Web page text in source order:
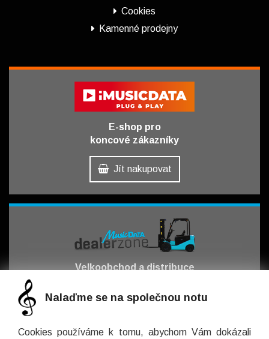
Cookies
Kamenné prodejny
E-shop pro
koncové zákazníky
Jít nakupovat
Velkoobchod a distribuce
Nalaďme se na společnou notu
Cookies používáme k tomu, abychom Vám dokázali